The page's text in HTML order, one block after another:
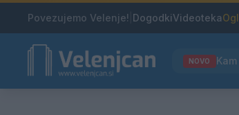
Povezujemo Velenje! DogodkiVideoteka
NOVO